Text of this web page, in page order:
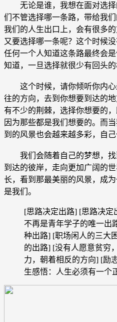
无论是谁，我想在面对选择
们不管选择哪一条路，带给我
我们的人生出口上，会有很多
又要选择哪一条呢？这个时候
任何一个人知道这条路最终会
知道，一旦选择就很少有回头的
这个时候，请你倾听你内心
往的方向，去到你想要到达的
有不少的荆棘，选择你想要的
因为那些都是我们想要的。而
到的风景也会越来越多彩，自己
我们会随着自己的梦想，找
到达的彼岸，走向更加广阔的
长，看到那最美丽的风景，成
是我们。
[思路决定出路] [思路决定
不再是青年学子的唯一出
种出路] [职场闲人的三大
的出路] [没有人愿意贫穷
力，朝着相反的方向] [励
生感悟：人生必须有一个